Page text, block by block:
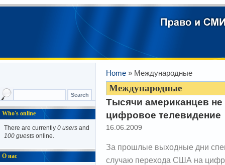
Home » Международные
Международные
Тысячи американцев
цифровое телевидение
16.06.2009
За прошлые выходные дни
случаю перехода США на
Who's online
There are currently 0 users and
100 guests online.
О нас